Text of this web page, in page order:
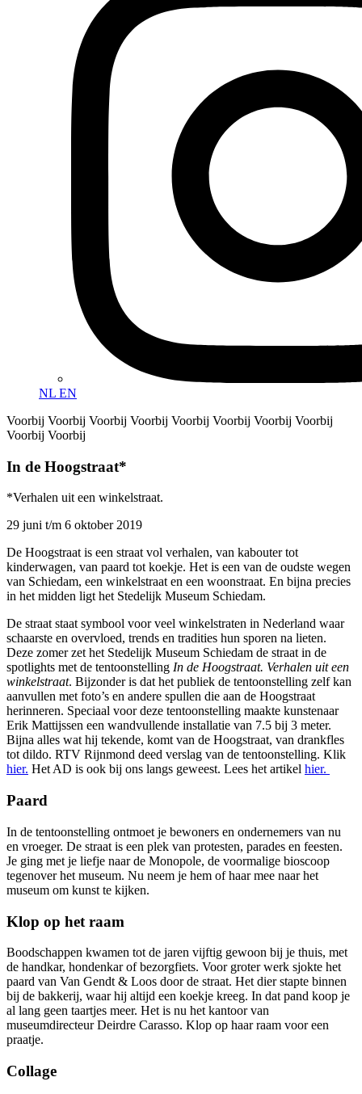
NL EN
Voorbij Voorbij Voorbij Voorbij Voorbij Voorbij Voorbij Voorbij
Voorbij Voorbij
In de Hoogstraat*
*Verhalen uit een winkelstraat.
29 juni t/m 6 oktober 2019
De Hoogstraat is een straat vol verhalen, van kabouter tot
kinderwagen, van paard tot koekje. Het is een van de oudste wegen
van Schiedam, een winkelstraat en een woonstraat. En bijna precies
in het midden ligt het Stedelijk Museum Schiedam.
De straat staat symbool voor veel winkelstraten in Nederland waar
schaarste en overvloed, trends en tradities hun sporen na lieten.
Deze zomer zet het Stedelijk Museum Schiedam de straat in de
spotlights met de tentoonstelling In de Hoogstraat. Verhalen uit een
winkelstraat. Bijzonder is dat het publiek de tentoonstelling zelf kan
aanvullen met foto’s en andere spullen die aan de Hoogstraat
herinneren. Speciaal voor deze tentoonstelling maakte kunstenaar
Erik Mattijssen een wandvullende installatie van 7.5 bij 3 meter.
Bijna alles wat hij tekende, komt van de Hoogstraat, van drankfles
tot dildo. RTV Rijnmond deed verslag van de tentoonstelling. Klik
hier. Het AD is ook bij ons langs geweest. Lees het artikel hier.
Paard
In de tentoonstelling ontmoet je bewoners en ondernemers van nu
en vroeger. De straat is een plek van protesten, parades en feesten.
Je ging met je liefje naar de Monopole, de voormalige bioscoop
tegenover het museum. Nu neem je hem of haar mee naar het
museum om kunst te kijken.
Klop op het raam
Boodschappen kwamen tot de jaren vijftig gewoon bij je thuis, met
de handkar, hondenkar of bezorgfiets. Voor groter werk sjokte het
paard van Van Gendt & Loos door de straat. Het dier stapte binnen
bij de bakkerij, waar hij altijd een koekje kreeg. In dat pand koop je
al lang geen taartjes meer. Het is nu het kantoor van
museumdirecteur Deirdre Carasso. Klop op haar raam voor een
praatje.
Collage